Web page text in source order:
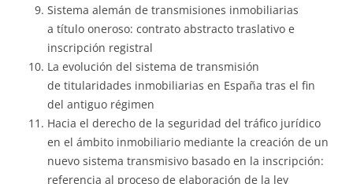
Sistema alemán de transmisiones inmobiliarias
a título oneroso: contrato abstracto traslativo e
inscripción registral
La evolución del sistema de transmisión
de titularidades inmobiliarias en España tras el fin
del antiguo régimen
Hacia el derecho de la seguridad del tráfico jurídico
en el ámbito inmobiliario mediante la creación de un
nuevo sistema transmisivo basado en la inscripción:
referencia al proceso de elaboración de la ley